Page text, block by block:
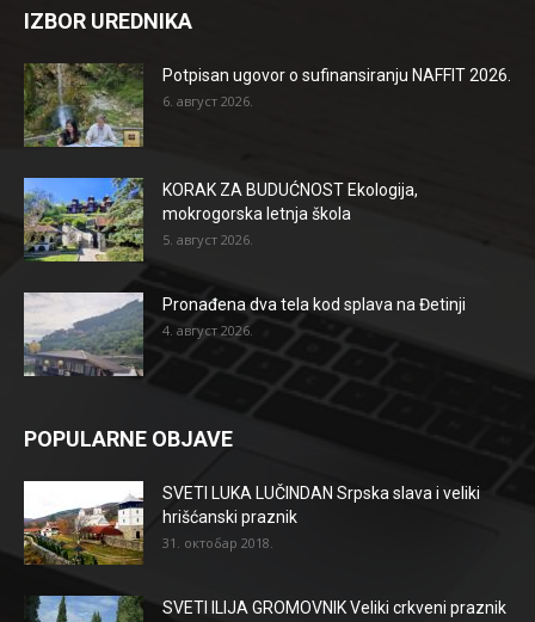
IZBOR UREDNIKA
Potpisan ugovor o sufinansiranju NAFFIT 2026.
6. август 2026.
KORAK ZA BUDUĆNOST Ekologija,
mokrogorska letnja škola
5. август 2026.
Pronađena dva tela kod splava na Đetinji
4. август 2026.
POPULARNE OBJAVE
SVETI LUKA LUČINDAN Srpska slava i veliki
hrišćanski praznik
31. октобар 2018.
SVETI ILIJA GROMOVNIK Veliki crkveni praznik